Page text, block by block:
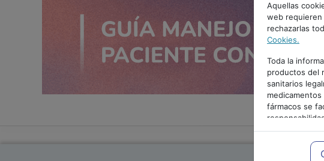
Aquellas
web requieren
rechazarlas
Cookies.
Toda la
productos del
sanitarios
fármacos se
adecuado a